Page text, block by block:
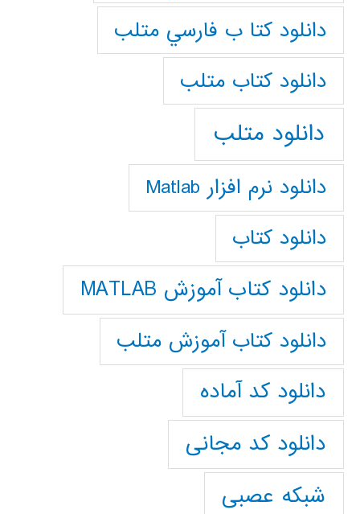
دانلود كتا ب فارسي متلب
دانلود كتاب متلب
دانلود متلب
دانلود نرم افزار Matlab
دانلود کتاب
دانلود کتاب آموزش MATLAB
دانلود کتاب آموزش متلب
دانلود کد آماده
دانلود کد مجانی
شبکه عصبی